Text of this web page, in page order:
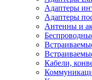
Адаптеры
Адаптеры
Антенны и
Кабели,